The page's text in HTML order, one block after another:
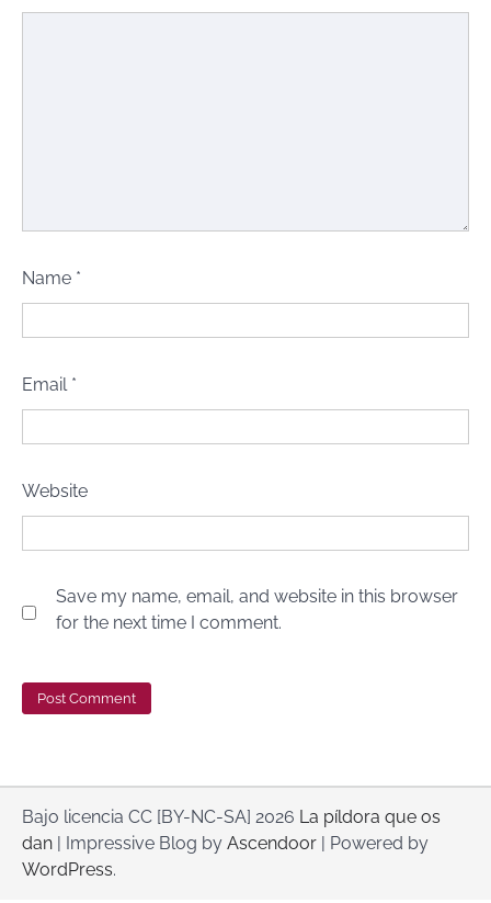
Name *
Email *
Website
Save my name, email, and website in this browser
for the next time I comment.
Bajo licencia CC [BY-NC-SA] 2026 La píldora que os
dan | Impressive Blog by Ascendoor | Powered by
WordPress.